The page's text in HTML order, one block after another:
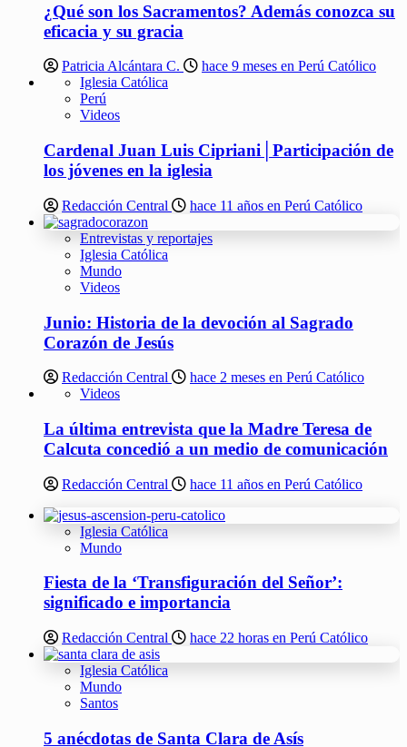
¿Qué son los Sacramentos? Además conozca su
eficacia y su gracia
Patricia Alcántara C.
hace 9 meses en Perú Católico
Iglesia Católica
Perú
Videos
Cardenal Juan Luis Cipriani│Participación de
los jóvenes en la iglesia
Redacción Central hace 11 años en Perú Católico
Entrevistas y reportajes
Iglesia Católica
Mundo
Videos
Junio: Historia de la devoción al Sagrado
Corazón de Jesús
Redacción Central
hace 2 meses en Perú Católico
Videos
La última entrevista que la Madre Teresa de
Calcuta concedió a un medio de comunicación
Redacción Central hace 11 años en Perú Católico
Iglesia Católica
Mundo
Fiesta de la ‘Transfiguración del Señor’:
significado e importancia
Redacción Central hace 22 horas en Perú Católico
Iglesia Católica
Mundo
Santos
5 anécdotas de Santa Clara de Asís